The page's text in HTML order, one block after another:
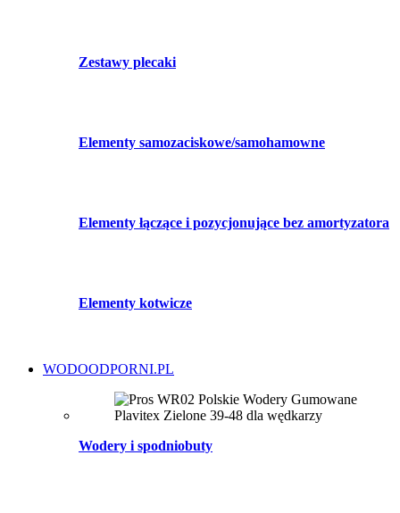
Zestawy plecaki
Elementy samozaciskowe/samohamowne
Elementy łączące i pozycjonujące bez amortyzatora
Elementy kotwicze
WODOODPORNI.PL
Wodery i spodniobuty